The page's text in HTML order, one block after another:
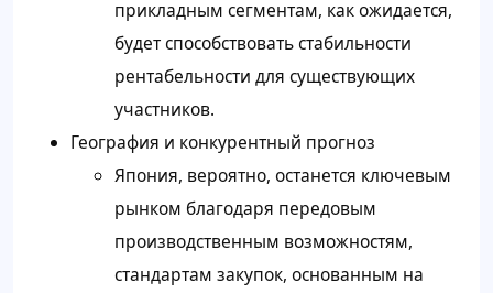
прикладным сегментам, как ожидается,
будет способствовать стабильности
рентабельности для существующих
участников.
География и конкурентный прогноз
Япония, вероятно, останется ключевым
рынком благодаря передовым
производственным возможностям,
стандартам закупок, основанным на